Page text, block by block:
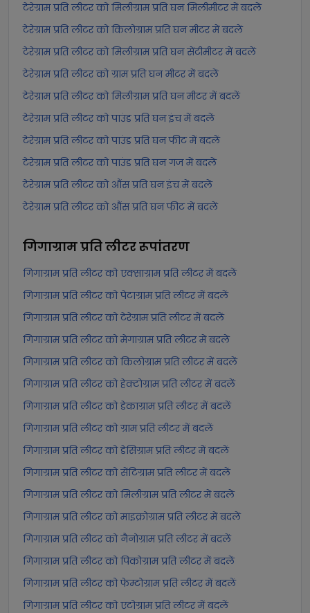
टेरेग्राम प्रति लीटर को मिलीग्राम प्रति घन मिलीमीटर में बदलें
टेरेग्राम प्रति लीटर को किलोग्राम प्रति घन मीटर में बदलें
टेरेग्राम प्रति लीटर को मिलीग्राम प्रति घन सेंटीमीटर में बदलें
टेरेग्राम प्रति लीटर को ग्राम प्रति घन मीटर में बदलें
टेरेग्राम प्रति लीटर को मिलीग्राम प्रति घन मीटर में बदलें
टेरेग्राम प्रति लीटर को पाउंड प्रति घन इंच में बदलें
टेरेग्राम प्रति लीटर को पाउंड प्रति घन फीट में बदलें
टेरेग्राम प्रति लीटर को पाउंड प्रति घन गज में बदलें
टेरेग्राम प्रति लीटर को औंस प्रति घन इंच में बदलें
टेरेग्राम प्रति लीटर को औंस प्रति घन फीट में बदलें
गिगाग्राम प्रति लीटररूपांतरण
गिगाग्राम प्रति लीटर को एक्साग्राम प्रति लीटर में बदलें
गिगाग्राम प्रति लीटर को पेटाग्राम प्रति लीटर में बदलें
गिगाग्राम प्रति लीटर को टेरेग्राम प्रति लीटर में बदलें
गिगाग्राम प्रति लीटर को मेगाग्राम प्रति लीटर में बदलें
गिगाग्राम प्रति लीटर को किलोग्राम प्रति लीटर में बदलें
गिगाग्राम प्रति लीटर को हेक्टोग्राम प्रति लीटर में बदलें
गिगाग्राम प्रति लीटर को डेकाग्राम प्रति लीटर में बदलें
गिगाग्राम प्रति लीटर को ग्राम प्रति लीटर में बदलें
गिगाग्राम प्रति लीटर को डेसिग्राम प्रति लीटर में बदलें
गिगाग्राम प्रति लीटर को सेंटिग्राम प्रति लीटर में बदलें
गिगाग्राम प्रति लीटर को मिलीग्राम प्रति लीटर में बदलें
गिगाग्राम प्रति लीटर को माइक्रोग्राम प्रति लीटर में बदलें
गिगाग्राम प्रति लीटर को नैनोग्राम प्रति लीटर में बदलें
गिगाग्राम प्रति लीटर को पिकोग्राम प्रति लीटर में बदलें
गिगाग्राम प्रति लीटर को फेम्टोग्राम प्रति लीटर में बदलें
गिगाग्राम प्रति लीटर को एटोग्राम प्रति लीटर में बदलें